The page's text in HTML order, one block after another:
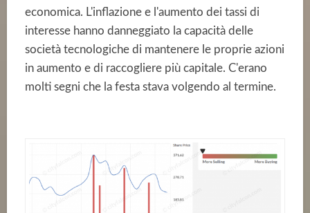
economica. L'inflazione e l'aumento dei tassi di
interesse hanno danneggiato la capacità delle
società tecnologiche di mantenere le proprie azioni
in aumento e di raccogliere più capitale. C'erano
molti segni che la festa stava volgendo al termine.